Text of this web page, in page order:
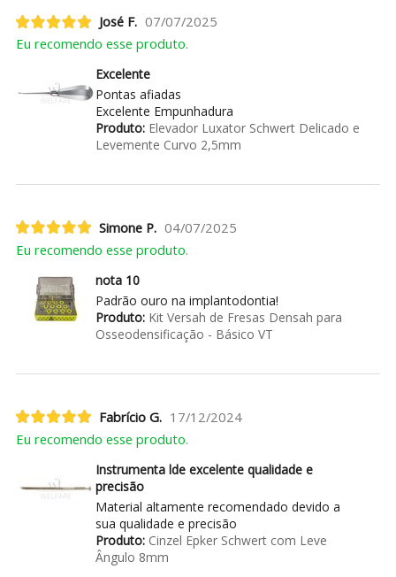
José F. 07/07/2025
Eu recomendo esse produto.
Excelente
Pontas afiadas
Excelente Empunhadura
Produto:Elevador Luxator Schwert Delicado e
Levemente Curvo 2,5mm
Simone P. 04/07/2025
Eu recomendo esse produto.
nota 10
Padrão ouro na implantodontia!
Produto:Kit Versah de Fresas Densah para
Osseodensificação - Básico VT
Fabrício G. 17/12/2024
Eu recomendo esse produto.
Instrumenta lde excelente qualidade e
precisão
Material altamente recomendado devido a
sua qualidade e precisão
Produto:Cinzel Epker Schwert com Leve
Ângulo 8mm